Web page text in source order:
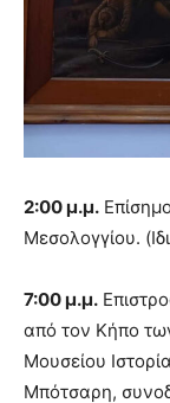
2:00 μ.μ.
Μεσολογγίου.
7:00 μ.μ.
από τον Κήπο
Μουσείου
Μπότσαρη,